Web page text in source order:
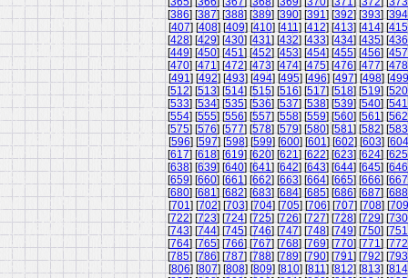
[386] [387] [388] [389] [390] [391] [392] [393] [394
[407] [408] [409] [410] [411] [412] [413] [414] [415
[428] [429] [430] [431] [432] [433] [434] [435] [436
[449] [450] [451] [452] [453] [454] [455] [456] [457
[470] [471] [472] [473] [474] [475] [476] [477] [478
[491] [492] [493] [494] [495] [496] [497] [498] [499
[512] [513] [514] [515] [516] [517] [518] [519] [520
[533] [534] [535] [536] [537] [538] [539] [540] [541
[554] [555] [556] [557] [558] [559] [560] [561] [562
[575] [576] [577] [578] [579] [580] [581] [582] [583
[596] [597] [598] [599] [600] [601] [602] [603] [604
[617] [618] [619] [620] [621] [622] [623] [624] [625
[638] [639] [640] [641] [642] [643] [644] [645] [646
[659] [660] [661] [662] [663] [664] [665] [666] [667
[680] [681] [682] [683] [684] [685] [686] [687] [688
[701] [702] [703] [704] [705] [706] [707] [708] [709
[722] [723] [724] [725] [726] [727] [728] [729] [730
[743] [744] [745] [746] [747] [748] [749] [750] [751
[764] [765] [766] [767] [768] [769] [770] [771] [772
[785] [786] [787] [788] [789] [790] [791] [792] [793
[806] [807] [808] [809] [810] [811] [812] [813] [814